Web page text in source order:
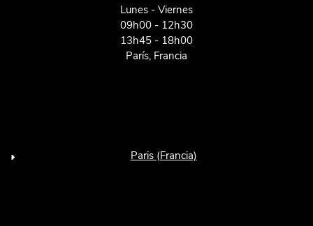
Lunes - Viernes
09h00 - 12h30
13h45 - 18h00
París, Francia
Paris (Francia)